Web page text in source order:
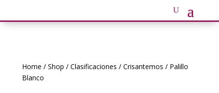
Home / Shop / Clasificaciones / Crisantemos / Palillo
Blanco